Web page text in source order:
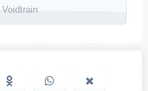
Voidtrain
TelegramВКонтакте
Поделиться вПоделиться в